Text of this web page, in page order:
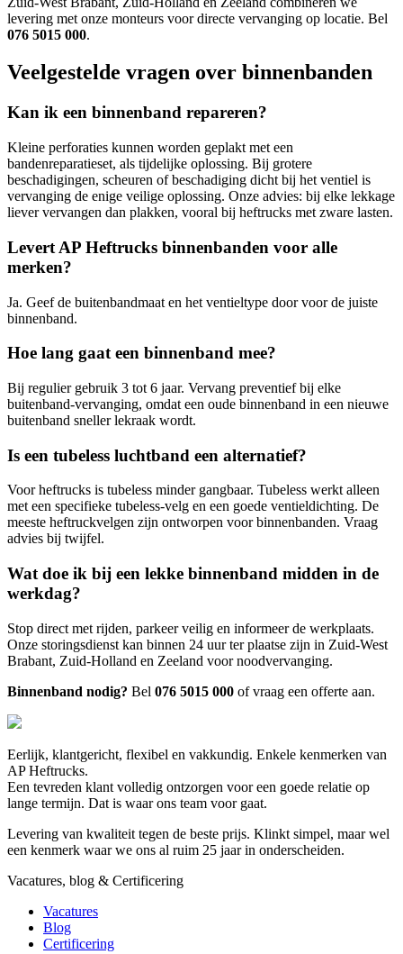
levering met onze monteurs voor directe vervanging op locatie. Bel
076 5015 000.
Veelgestelde vragen over binnenbanden
Kan ik een binnenband repareren?
Kleine perforaties kunnen worden geplakt met een
bandenreparatieset, als tijdelijke oplossing. Bij grotere
beschadigingen, scheuren of beschadiging dicht bij het ventiel is
vervanging de enige veilige oplossing. Onze advies: bij elke lekkage
liever vervangen dan plakken, vooral bij heftrucks met zware lasten.
Levert AP Heftrucks binnenbanden voor alle
merken?
Ja. Geef de buitenbandmaat en het ventieltype door voor de juiste
binnenband.
Hoe lang gaat een binnenband mee?
Bij regulier gebruik 3 tot 6 jaar. Vervang preventief bij elke
buitenband-vervanging, omdat een oude binnenband in een nieuwe
buitenband sneller lekraak wordt.
Is een tubeless luchtband een alternatief?
Voor heftrucks is tubeless minder gangbaar. Tubeless werkt alleen
met een specifieke tubeless-velg en een goede ventieldichting. De
meeste heftruckvelgen zijn ontworpen voor binnenbanden. Vraag
advies bij twijfel.
Wat doe ik bij een lekke binnenband midden in de
werkdag?
Stop direct met rijden, parkeer veilig en informeer de werkplaats.
Onze storingsdienst kan binnen 24 uur ter plaatse zijn in Zuid-West
Brabant, Zuid-Holland en Zeeland voor noodvervanging.
Binnenband nodig? Bel 076 5015 000 of vraag een offerte aan.
Eerlijk, klantgericht, flexibel en vakkundig. Enkele kenmerken van
AP Heftrucks.
Een tevreden klant volledig ontzorgen voor een goede relatie op
lange termijn. Dat is waar ons team voor gaat.
Levering van kwaliteit tegen de beste prijs. Klinkt simpel, maar wel
een kenmerk waar we ons al ruim 25 jaar in onderscheiden.
Vacatures, blog & Certificering
Vacatures
Blog
Certificering